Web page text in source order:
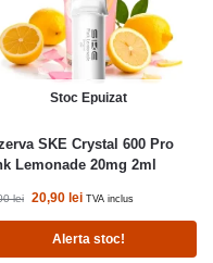
Stoc Epuizat
SKE Crystal 600 Pro
Lemonade 20mg 2ml
lei 20,90 lei TVA inclus
Alerta stoc!